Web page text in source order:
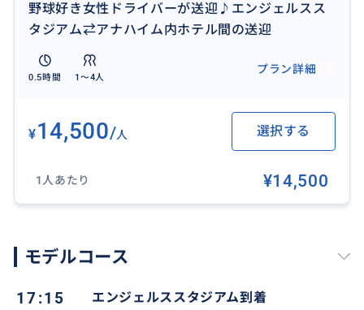
申し訳ございませんが喫煙者のご乗車はご遠慮いただ
いております。
望の場合はメッセージをお待ちしております♪
できる限りご要望に添ったツアーをご提案させていた
野球好き女性ドライバーが送迎♪エンジェルスス
タジアム⇄アナハイム内ホテル間の送迎
0.5時間 1〜4人
プラン詳細
¥14,500/人 選択する
1人あたり ¥14,500
モデルコース
17:15 エンジェルススタジアム到着